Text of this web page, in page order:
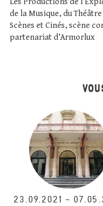
de la Musique, du
Scènes et Cinés, scène
partenariat d’Armorlux
23.09.2021 –